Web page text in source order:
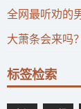
全网最听劝的
大萧条会来吗
标签检索